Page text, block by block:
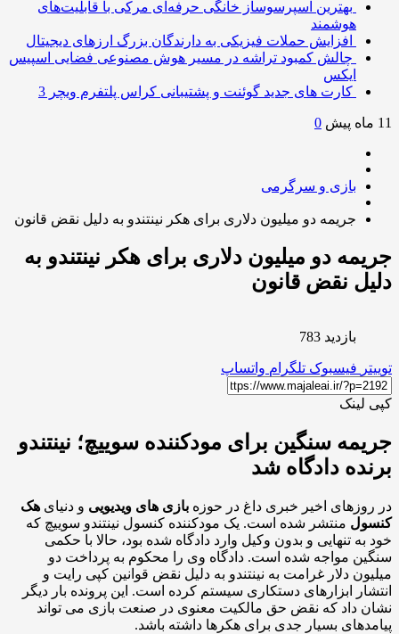
بهترین اسپرسوساز خانگی حرفه‌ای مرکی با قابلیت‌های
هوشمند
افزایش حملات فیزیکی به دارندگان بزرگ ارزهای دیجیتال
چالش کمبود تراشه در مسیر هوش مصنوعی فضایی اسپیس
کارت های جدید گوئنت و پشتیبانی کراس پلتفرم ویچر 3
0
بازی و سرگرمی
جریمه دو میلیون دلاری برای هکر نینتندو به دلیل نقض قانون
دو میلیون دلاری برای هکر نینتندو به
نقض قانون
بازدید 783
فیسبوک تلگرام واتساپ
سنگین برای مودکننده سوییچ؛ نینتندو
دادگاه شد
اخیر خبری داغ در حوزهبازی های ویدیوییو دنیایهک
منتشر شده است. یک مودکننده کنسول نینتندو سوییچ که
تنهایی و بدون وکیل وارد دادگاه شده بود، حالا با حکمی
مواجه شده است. دادگاه وی را محکوم به پرداخت دو
دلار غرامت به نینتندو به دلیل نقض قوانین کپی رایت و
ابزارهای دستکاری سیستم کرده است. این پرونده بار دیگر
داد که نقض حق مالکیت معنوی در صنعت بازی می تواند
بسیار جدی برای هکرها داشته باشد.